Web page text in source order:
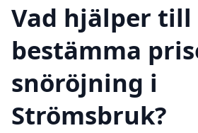
Vad hjälper
bestämma
snöröjning i
Strömsbruk?